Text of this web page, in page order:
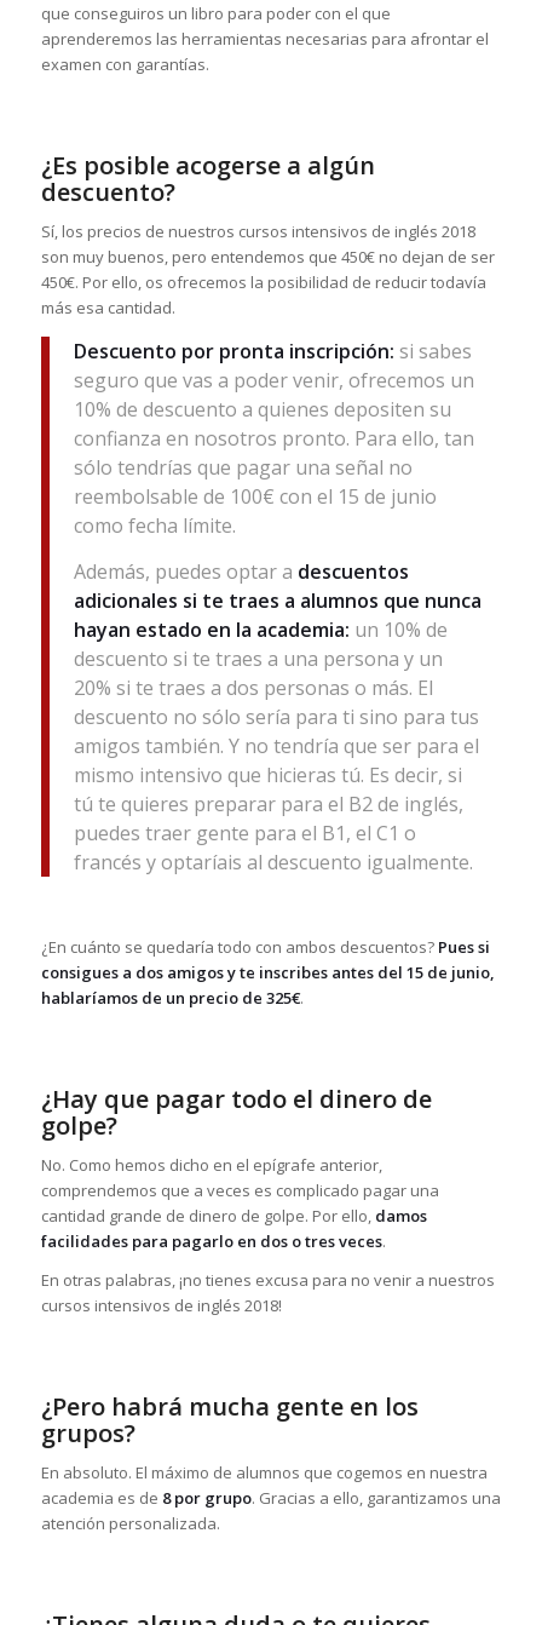
que conseguiros un libro para poder con el que
aprenderemos las herramientas necesarias para afrontar el
examen con garantías.
¿Es posible acogerse a algún
descuento?
Sí, los precios de nuestros cursos intensivos de inglés 2018
son muy buenos, pero entendemos que 450€ no dejan de ser
450€. Por ello, os ofrecemos la posibilidad de reducir todavía
más esa cantidad.
Descuento por pronta inscripción: si sabes
seguro que vas a poder venir, ofrecemos un
10% de descuento a quienes depositen su
confianza en nosotros pronto. Para ello, tan
sólo tendrías que pagar una señal no
reembolsable de 100€ con el 15 de junio
como fecha límite.
Además, puedes optar a descuentos
adicionales si te traes a alumnos que nunca
hayan estado en la academia: un 10% de
descuento si te traes a una persona y un
20% si te traes a dos personas o más. El
descuento no sólo sería para ti sino para tus
amigos también. Y no tendría que ser para el
mismo intensivo que hicieras tú. Es decir, si
tú te quieres preparar para el B2 de inglés,
puedes traer gente para el B1, el C1 o
francés y optaríais al descuento igualmente.
¿En cuánto se quedaría todo con ambos descuentos? Pues si
consigues a dos amigos y te inscribes antes del 15 de junio,
hablaríamos de un precio de 325€.
¿Hay que pagar todo el dinero de
golpe?
No. Como hemos dicho en el epígrafe anterior,
comprendemos que a veces es complicado pagar una
cantidad grande de dinero de golpe. Por ello, damos
facilidades para pagarlo en dos o tres veces.
En otras palabras, ¡no tienes excusa para no venir a nuestros
cursos intensivos de inglés 2018!
¿Pero habrá mucha gente en los
grupos?
En absoluto. El máximo de alumnos que cogemos en nuestra
academia es de 8 por grupo. Gracias a ello, garantizamos una
atención personalizada.